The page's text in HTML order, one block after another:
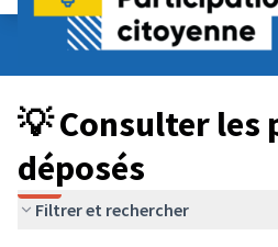
Budget Participatif JEUNESSE 2024
💡 Consulter les projets déposés
💡 Consulter les
déposés
Filtrer et rechercher